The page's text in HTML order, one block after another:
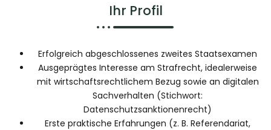
Ihr Profil
Erfolgreich abgeschlossenes zweites Staatsexamen
Ausgeprägtes Interesse am Strafrecht, idealerweise
mit wirtschaftsrechtlichem Bezug sowie an digitalen
Sachverhalten (Stichwort:
Datenschutzsanktionenrecht)
Erste praktische Erfahrungen (z. B. Referendariat,